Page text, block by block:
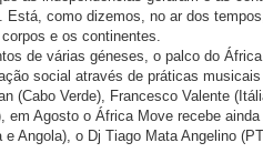
Está, como dizemos, no ar dos
e os continentes.
de várias géneses, o palco do
social através de práticas
(Cabo Verde), Francesco Valente
em Agosto o África Move recebe
e Angola), o Dj Tiago Mata Angelino